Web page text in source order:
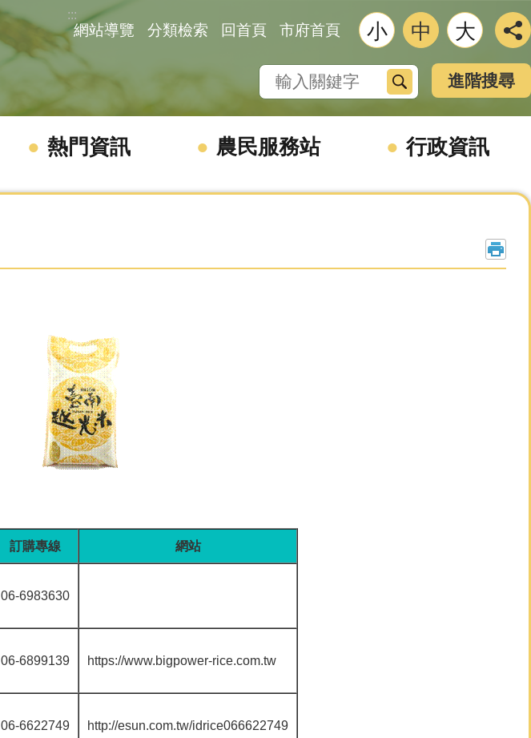
:::
網站導覽 分類檢索 回首頁 市府首頁 小 中 大
搜尋 進階搜尋
熱門資訊 農民服務站 行政資訊
訂購專線 網站
06-6983630
06-6899139 https://www.bigpower-rice.com.tw
06-6622749 http://esun.com.tw/idrice066622749